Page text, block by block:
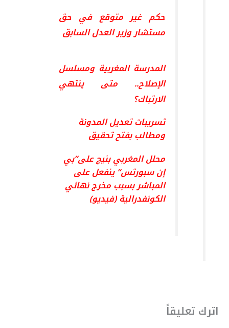
حكم غير متوقع في حق
مستشار وزير العدل السابق
المدرسة المغربية ومسلسل
الإصلاح.. متى ينتهي
الارتباك؟
تسريبات تعديل المدونة
ومطالب بفتح تحقيق
محلل المغربي بنيج على”بي
إن سبورتس” ينفعل على
المباشر بسبب مخرج نهائي
الكونفدرالية (فيديو)
اترك تعليقاً